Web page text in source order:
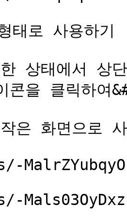
태로 사용하기
한 상태에서
콘을 클릭하여
은 화면으로